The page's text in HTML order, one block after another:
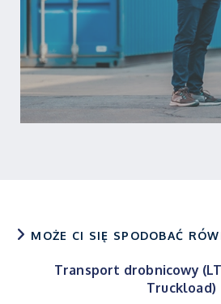
MOŻE CI SIĘ SPODOBAĆ
Transport drobnicowy
Truckload)